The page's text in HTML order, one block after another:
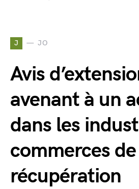
J JO
Avis
avenant à un
dans les
commerces
récupération